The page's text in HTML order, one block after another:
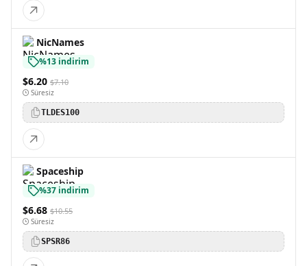
NicNames
%13 indirim
$6.20 $7.10
Süresiz
TLDES100
Spaceship
%37 indirim
$6.68 $10.55
Süresiz
SPSR86